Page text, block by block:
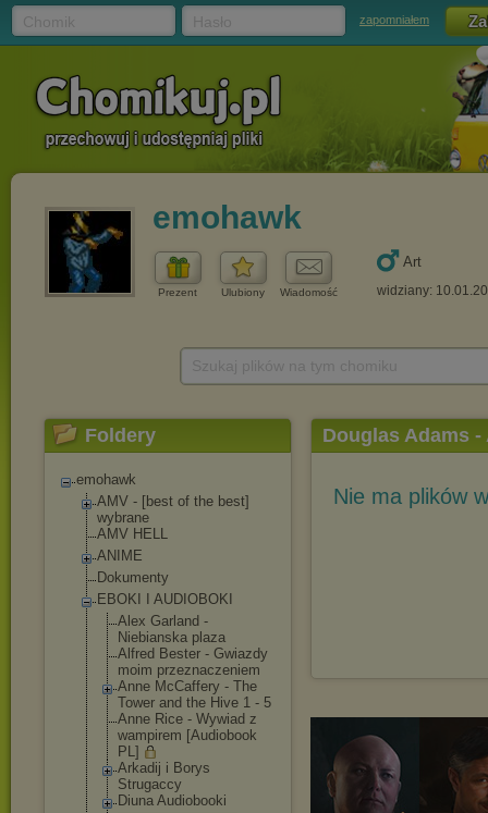
zapomniałem
emohawk
Prezent Ulubiony Wiadomość
Art
widziany:
Foldery
emohawk
AMV - [best of the best]
wybrane
AMV HELL
ANIME
Dokumenty
EBOKI I AUDIOBOKI
Alex Garland -
Niebianska plaza
Alfred Bester - Gwiazdy
moim przeznaczeniem
Anne McCaffery - The
Tower and the Hive 1 - 5
Anne Rice - Wywiad z
wampirem [Audiobook
PL]
Arkadij i Borys
Strugaccy
Diuna Audiobooki
Douglas Adams
Nie ma plików